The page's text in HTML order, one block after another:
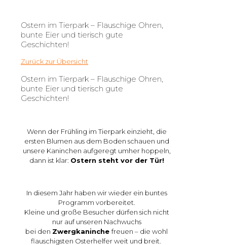
Ostern im Tierpark – Flauschige Ohren,
bunte Eier und tierisch gute
Geschichten!
Zurück zur Übersicht
Ostern im Tierpark – Flauschige Ohren,
bunte Eier und tierisch gute
Geschichten!
Wenn der Frühling im Tierpark einzieht, die
ersten Blumen aus dem Boden schauen und
unsere Kaninchen aufgeregt umher hoppeln,
dann ist klar: Ostern steht vor der Tür!
In diesem Jahr haben wir wieder ein buntes
Programm vorbereitet.
Kleine und große Besucher dürfen sich nicht
nur auf unseren Nachwuchs
bei den Zwergkaninche freuen – die wohl
flauschigsten Osterhelfer weit und breit.